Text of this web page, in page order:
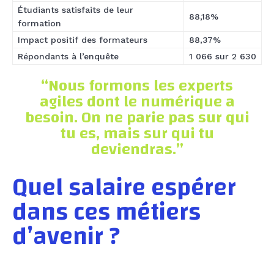
Étudiants satisfaits de leur
formation
88,18%
Impact positif des formateurs
88,37%
Répondants à l’enquête
1 066 sur 2 630
“Nous formons les experts
agiles dont le numérique a
besoin. On ne parie pas sur qui
tu es, mais sur qui tu
deviendras.”
Quel salaire espérer
dans ces métiers
d’avenir ?